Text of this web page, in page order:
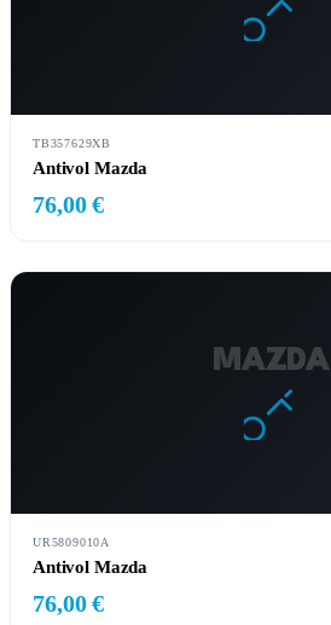
TB357629XB
Antivol Mazda
76,00 €
MAZDA
UR5809010A
Antivol Mazda
76,00 €